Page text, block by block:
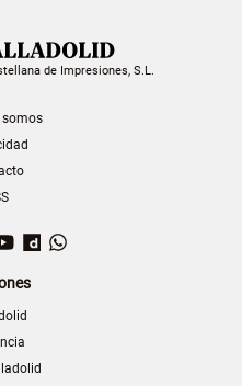
de Impresiones, S.L.
somos
YouTubeDailymotion